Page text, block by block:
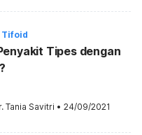
Tifoid
Tipes dengan
Tania Savitri • 24/09/2021